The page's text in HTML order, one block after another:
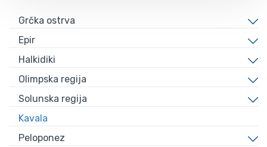
Grčka ostrva
Epir
Halkidiki
Olimpska regija
Solunska regija
Kavala
Peloponez